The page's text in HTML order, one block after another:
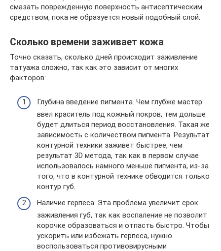
смазать поврежденную поверхность антисептическим
средством, пока не образуется новый подобный слой.
Сколько времени заживает кожа
Точно сказать, сколько дней происходит заживление
татуажа сложно, так как это зависит от многих
факторов:
Глубина введение пигмента. Чем глубже мастер
ввел краситель под кожный покров, тем дольше
будет длиться период восстановления. Такая же
зависимость с количеством пигмента. Результат
контурной техники заживет быстрее, чем
результат 3D метода, так как в первом случае
использовалось намного меньше пигмента, из-за
того, что в контурной технике обводится только
контур губ.
Наличие герпеса. Эта проблема увеличит срок
заживления губ, так как воспаление не позволит
корочке образоваться и отпасть быстро. Чтобы
ускорить или избежать герпеса, нужно
воспользоваться противовирусными